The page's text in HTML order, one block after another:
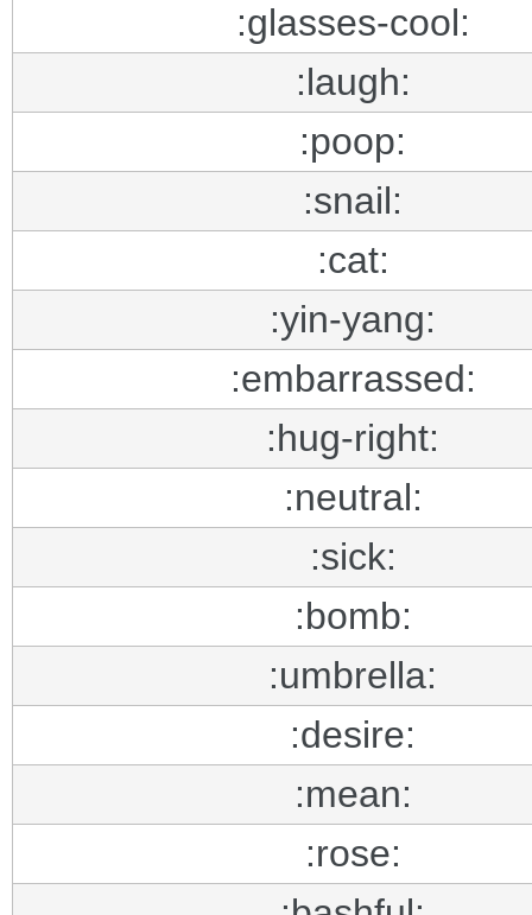
:glasses-cool:
:laugh:
:poop:
:snail:
:cat:
:yin-yang:
:embarrassed:
:hug-right:
:neutral:
:sick:
:bomb:
:umbrella:
:desire:
:mean:
:rose: